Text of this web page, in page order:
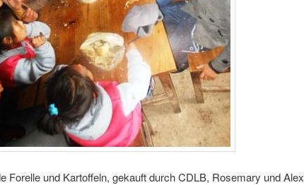
Forelle und Kartoffeln, gekauft durch CDLB, Rosemary und Alex